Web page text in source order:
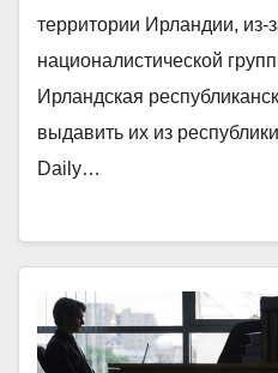
территории Ирландии, из-
националистической
Ирландская
выдавить их из
Daily…